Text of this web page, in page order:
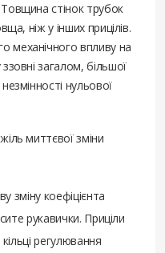
стінок трубок
ніж у інших прицілів.
механічного впливу на
загалом, більшої
нульової
миттєвої зміни
зміну коефіцієнта
рукавички. Приціли
регулювання